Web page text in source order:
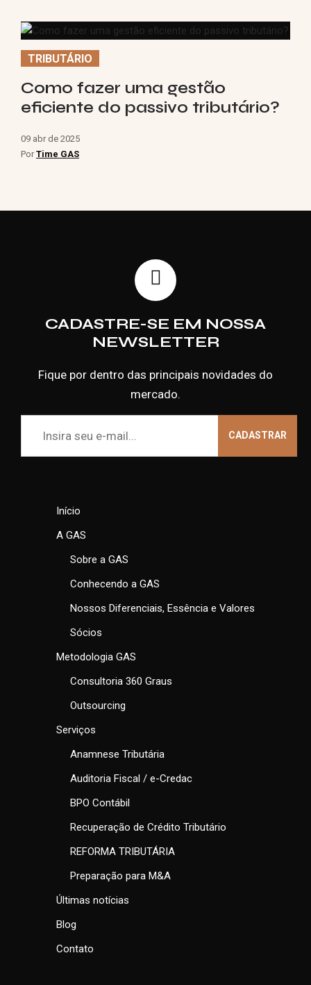
TRIBUTÁRIO
Como fazer uma gestão
eficiente do passivo tributário?
09 abr de 2025
Por Time GAS
CADASTRE-SE EM NOSSA
NEWSLETTER
Fique por dentro das principais novidades do
mercado.
Início
A GAS
Sobre a GAS
Conhecendo a GAS
Nossos Diferenciais, Essência e Valores
Sócios
Metodologia GAS
Consultoria 360 Graus
Outsourcing
Serviços
Anamnese Tributária
Auditoria Fiscal / e-Credac
BPO Contábil
Recuperação de Crédito Tributário
REFORMA TRIBUTÁRIA
Preparação para M&A
Últimas notícias
Blog
Contato